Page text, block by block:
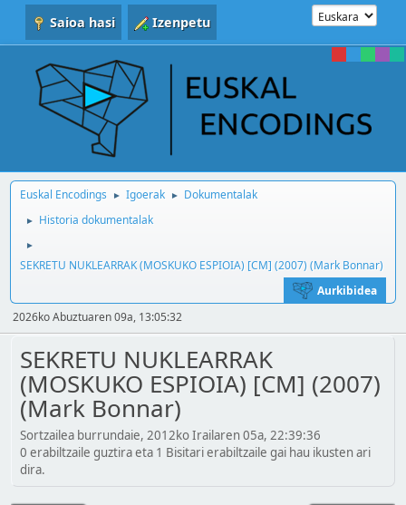
Saioa hasi Izenpetu
Euskal Encodings ► Igoerak ► Dokumentalak
► Historia dokumentalak
►
SEKRETU NUKLEARRAK (MOSKUKO ESPIOIA) [CM] (2007) (Mark Bonnar)
Aurkibidea
2026ko Abuztuaren 09a, 13:05:32
SEKRETU NUKLEARRAK
(MOSKUKO ESPIOIA) [CM] (2007)
(Mark Bonnar)
Sortzailea burrundaie, 2012ko Irailaren 05a, 22:39:36
0 erabiltzaile guztira eta 1 Bisitari erabiltzaile gai hau ikusten ari
dira.